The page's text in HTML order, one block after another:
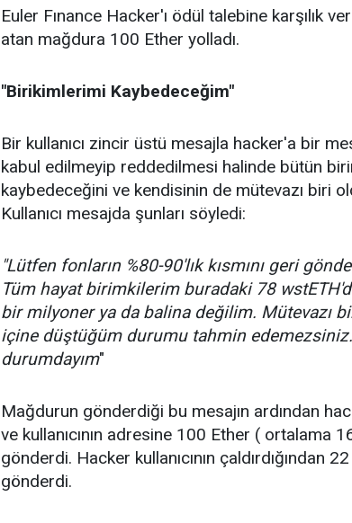
Euler Fınance Hacker'ı ödül talebine karşılık
atan mağdura 100 Ether yolladı.
"Birikimlerimi Kaybedeceğim"
Bir kullanıcı zincir üstü mesajla hacker'a bir
kabul edilmeyip reddedilmesi halinde bütün
kaybedeceğini ve kendisinin de mütevazı biri
Kullanıcı mesajda şunları söyledi:
"Lütfen fonların %80-90'lık kısmını geri
Tüm hayat birimkilerim buradaki 78
bir milyoner ya da balina değilim. Mütevazı
içine düştüğüm durumu tahmin edemezsiniz.
durumdayım"
Mağdurun gönderdiği bu mesajın ardından
ve kullanıcının adresine 100 Ether ( ortalama
gönderdi. Hacker kullanıcının çaldırdığından
gönderdi.